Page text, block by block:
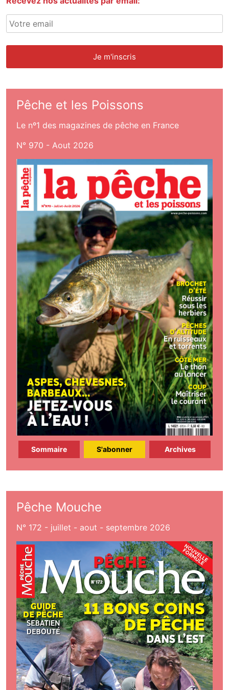
Pêche et les Poissons
Le nº1 des magazines de pêche en France
N° 970 - Aout 2026
Sommaire S'abonner Archives
Pêche Mouche
N° 172 - juillet - aout - septembre 2026